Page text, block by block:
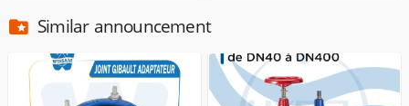
Similar announcement